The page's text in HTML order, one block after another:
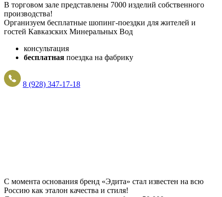
В торговом зале представлены 7000 изделий собственного
производства!
Организуем бесплатные шопинг-поездки для жителей и
гостей Кавказских Минеральных Вод
консультация
бесплатная поездка на фабрику
8 (928) 347-17-18
С момента основания бренд «Эдита» стал известен на всю
Россию как эталон качества и стиля!